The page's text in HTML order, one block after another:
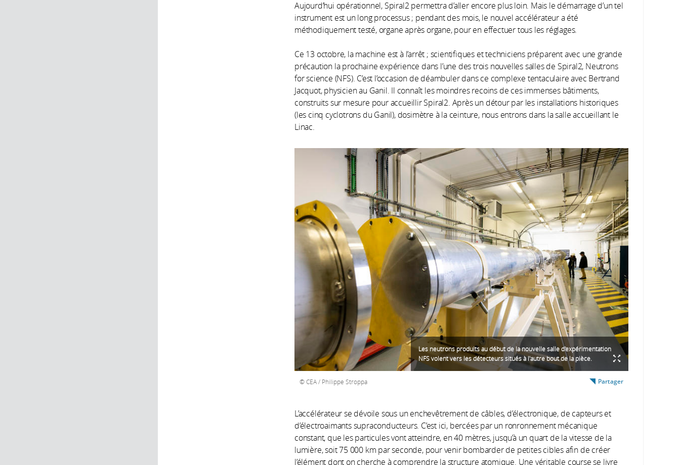
Aujourd’hui opérationnel, Spiral2 permettra d’aller encore plus loin. Mais le démarrage d’un tel
instrument est un long processus ; pendant des mois, le nouvel accélérateur a été
méthodiquement testé, organe après organe, pour en effectuer tous les réglages.
Ce 13 octobre, la machine est à l’arrêt ; scientifiques et techniciens préparent avec une grande
précaution la prochaine expérience dans l’une des trois nouvelles salles de Spiral2, Neutrons
for science (NFS). C’est l’occasion de déambuler dans ce complexe tentaculaire avec Bertrand
Jacquot, physicien au Ganil. Il connaît les moindres recoins de ces immenses bâtiments,
construits sur mesure pour accueillir Spiral2. Après un détour par les installations historiques
(les cinq cyclotrons du Ganil), dosimètre à la ceinture, nous entrons dans la salle accueillant le
Linac.
Les neutrons produits au début de la nouvelle salle d'expérimentation
NFS volent vers les détecteurs situés à l'autre bout de la pièce.
CEA / Philippe Stroppa Partager
L’accélérateur se dévoile sous un enchevêtrement de câbles, d’électronique, de capteurs et
d’électroaimants supraconducteurs. C’est ici, bercées par un ronronnement mécanique
constant, que les particules vont atteindre, en 40 mètres, jusqu’à un quart de la vitesse de la
lumière, soit 75 000 km par seconde, pour venir bombarder de petites cibles afin de créer
l’élément dont on cherche à comprendre la structure atomique. Une véritable course se livre